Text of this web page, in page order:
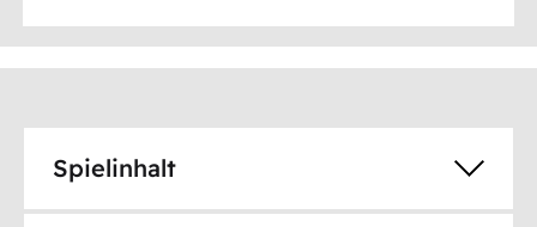
Spielinhalt